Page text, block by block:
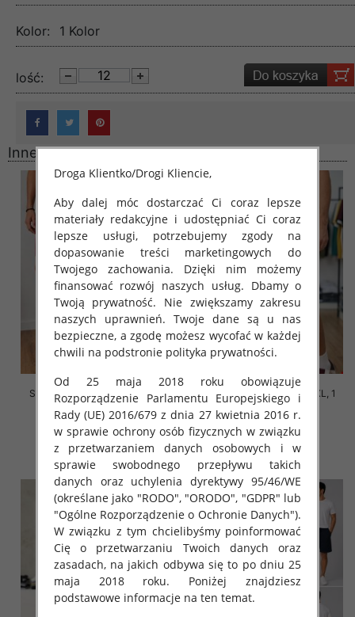
Kolor: 1 Kolor
lość:
Inne produkty
Spodenki męska Roz M-2XL, 1
Kolor Paczka 12 szt
30.00 zł
szczegóły
Spodenki męska Roz M-2XL, 1
Kolor Paczka 12 szt
30.00 zł
szczegóły
Droga Klientko/Drogi Kliencie,
Aby dalej móc dostarczać Ci coraz lepsze
materiały redakcyjne i udostępniać Ci coraz
lepsze usługi, potrzebujemy zgody na
dopasowanie treści marketingowych do
Twojego zachowania. Dzięki nim możemy
finansować rozwój naszych usług. Dbamy o
Twoją prywatność. Nie zwiększamy zakresu
naszych uprawnień. Twoje dane są u nas
bezpieczne, a zgodę możesz wycofać w każdej
chwili na podstronie polityka prywatności.
Od 25 maja 2018 roku obowiązuje
Rozporządzenie Parlamentu Europejskiego i
Rady (UE) 2016/679 z dnia 27 kwietnia 2016 r.
w sprawie ochrony osób fizycznych w związku
z przetwarzaniem danych osobowych i w
sprawie swobodnego przepływu takich
danych oraz uchylenia dyrektywy 95/46/WE
(określane jako "RODO", "ORODO", "GDPR" lub
"Ogólne Rozporządzenie o Ochronie Danych").
W związku z tym chcielibyśmy poinformować
Cię o przetwarzaniu Twoich danych oraz
zasadach, na jakich odbywa się to po dniu 25
maja 2018 roku. Poniżej znajdziesz
podstawowe informacje na ten temat.